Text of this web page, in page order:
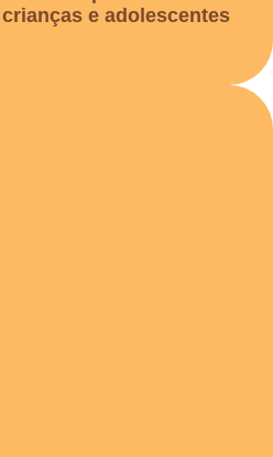
e adolescentes